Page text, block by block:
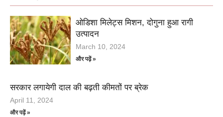
ओडिशा मिलेट्स मिशन, दोगुना हुआ रागी
उत्पादन
March 10, 2024
और पढ़ें »
सरकार लगायेगी दाल की बढ़ती कीमतों पर ब्रेक
April 11, 2024
और पढ़ें »